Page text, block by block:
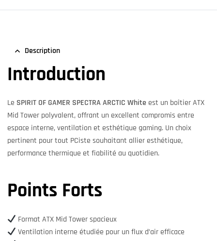
Description
Introduction
Le SPIRIT OF GAMER SPECTRA ARCTIC White est un boîtier ATX
Mid Tower polyvalent, offrant un excellent compromis entre
espace interne, ventilation et esthétique gaming. Un choix
pertinent pour tout PCiste souhaitant allier esthétique,
performance thermique et fiabilité au quotidien.
Points Forts
Format ATX Mid Tower spacieux
Ventilation interne étudiée pour un flux d’air efficace